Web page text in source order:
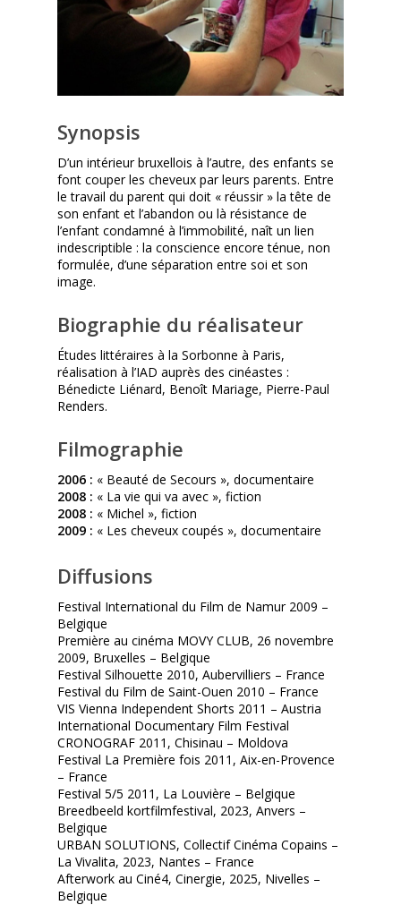
Synopsis
D’un intérieur bruxellois à l’autre, des enfants se
font couper les cheveux par leurs parents. Entre
le travail du parent qui doit « réussir » la tête de
son enfant et l’abandon ou là résistance de
l’enfant condamné à l’immobilité, naît un lien
indescriptible : la conscience encore ténue, non
formulée, d’une séparation entre soi et son
image.
Biographie du réalisateur
Études littéraires à la Sorbonne à Paris,
réalisation à l’IAD auprès des cinéastes :
Bénedicte Liénard, Benoît Mariage, Pierre-Paul
Renders.
Filmographie
2006 : « Beauté de Secours », documentaire
2008 : « La vie qui va avec », fiction
2008 : « Michel », fiction
2009 : « Les cheveux coupés », documentaire
Diffusions
Festival International du Film de Namur 2009 –
Belgique
Première au cinéma MOVY CLUB, 26 novembre
2009, Bruxelles – Belgique
Festival Silhouette 2010, Aubervilliers – France
Festival du Film de Saint-Ouen 2010 – France
VIS Vienna Independent Shorts 2011 – Austria
International Documentary Film Festival
CRONOGRAF 2011, Chisinau – Moldova
Festival La Première fois 2011, Aix-en-Provence
– France
Festival 5/5 2011, La Louvière – Belgique
Breedbeeld kortfilmfestival, 2023, Anvers –
Belgique
URBAN SOLUTIONS, Collectif Cinéma Copains –
La Vivalita, 2023, Nantes – France
Afterwork au Ciné4, Cinergie, 2025, Nivelles –
Belgique